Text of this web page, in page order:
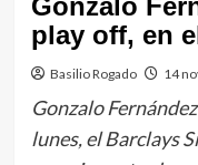
Gonzalo
play off, en
Basilio Rogado 14
Gonzalo
lunes, el Barclays